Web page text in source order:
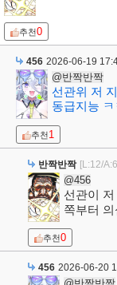
추천0
456 2026-06-19
@반짝반짝
선관위 저
동급지능 ㅋ
추천1
반짝반짝 [L:12/
@456
선관이
쪽부터
추천0
456 2026-06-20